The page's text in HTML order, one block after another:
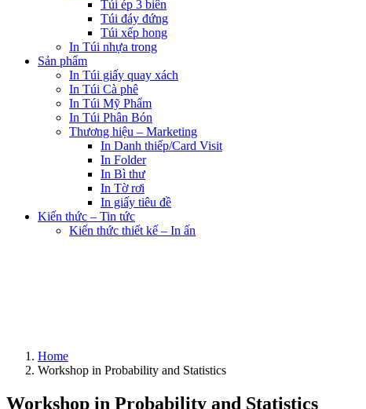
Túi ép 3 biên
Túi đáy đứng
Túi xếp hong
In Túi nhựa trong
Sản phẩm
In Túi giấy quay xách
In Túi Cà phê
In Túi Mỹ Phẩm
In Túi Phân Bón
Thương hiệu – Marketing
In Danh thiếp/Card Visit
In Folder
In Bì thư
In Tờ rơi
In giấy tiêu đề
Kiến thức – Tin tức
Kiến thức thiết kế – In ấn
Home
Workshop in Probability and Statistics
Workshop in Probability and Statistics